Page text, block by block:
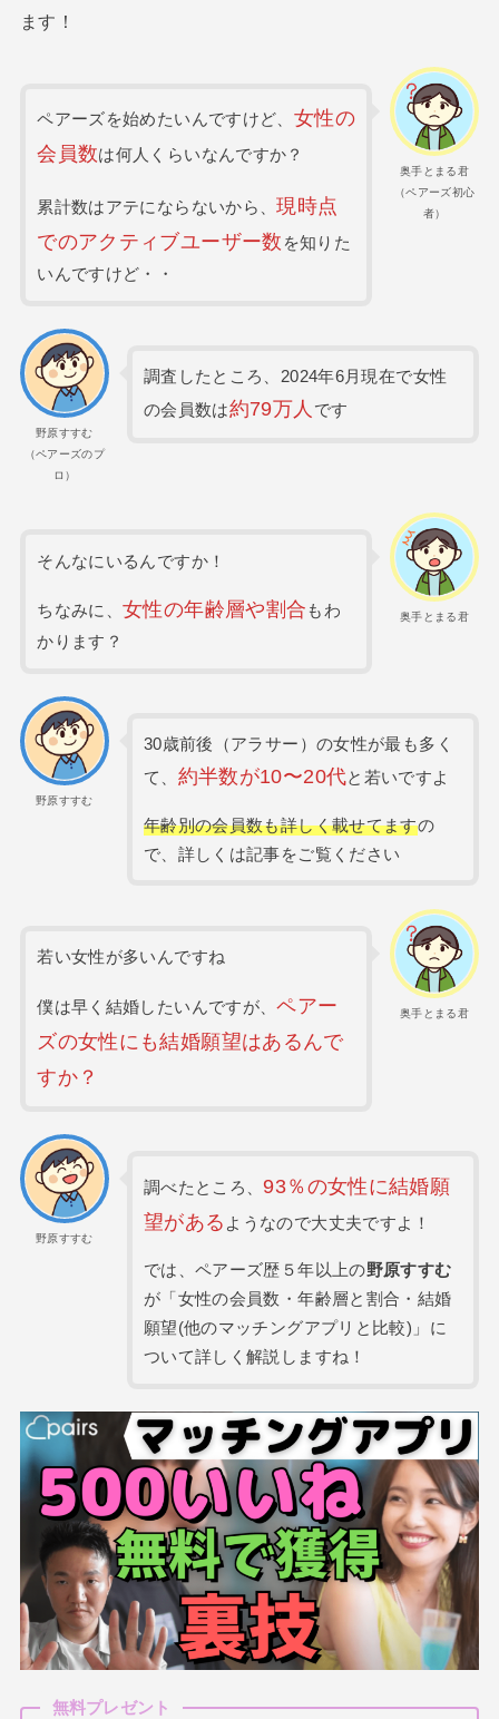
ます！
奥手とまる君
（ペアーズ初心
者）
ペアーズを始めたいんですけど、 女性の
会員数は何人くらいなんですか？
累計数はアテにならないから、現時点
でのアクティブユーザー数 を知りた
いんですけど・・
野原すすむ
（ペアーズのプ
ロ）
調査したところ、2024年6月現在で女性
の会員数は約79万人 です
奥手とまる君
そんなにいるんですか！
ちなみに、女性の年齢層や割合 もわ
かります？
野原すすむ
30歳前後（アラサー）の女性が最も多く
て、 約半数が10〜20代と若いですよ
年齢別の会員数も詳しく載せてますの
で、詳しくは記事をご覧ください
奥手とまる君
若い女性が多いんですね
僕は早く結婚したいんですが、ペアー
ズの女性にも結婚願望はあるんで
すか？
野原すすむ
調べたところ、93％の女性に結婚願
望がある ようなので大丈夫ですよ！
では、ペアーズ歴５年以上の野原すすむ
が「女性の会員数・年齢層と割合・結婚
願望(他のマッチングアプリと比較)」に
ついて詳しく解説しますね！
無料プレゼント